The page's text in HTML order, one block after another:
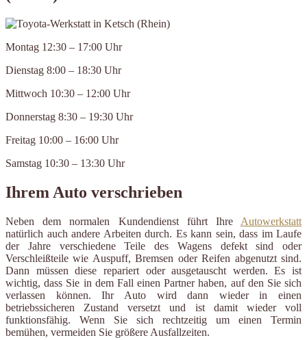
Montag 12:30 – 17:00 Uhr
Dienstag 8:00 – 18:30 Uhr
Mittwoch 10:30 – 12:00 Uhr
Donnerstag 8:30 – 19:30 Uhr
Freitag 10:00 – 16:00 Uhr
Samstag 10:30 – 13:30 Uhr
Ihrem Auto verschrieben
Neben dem normalen Kundendienst führt Ihre Autowerkstatt
natürlich auch andere Arbeiten durch. Es kann sein, dass im Laufe
der Jahre verschiedene Teile des Wagens defekt sind oder
Verschleißteile wie Auspuff, Bremsen oder Reifen abgenutzt sind.
Dann müssen diese repariert oder ausgetauscht werden. Es ist
wichtig, dass Sie in dem Fall einen Partner haben, auf den Sie sich
verlassen können. Ihr Auto wird dann wieder in einen
betriebssicheren Zustand versetzt und ist damit wieder voll
funktionsfähig. Wenn Sie sich rechtzeitig um einen Termin
bemühen, vermeiden Sie größere Ausfallzeiten.